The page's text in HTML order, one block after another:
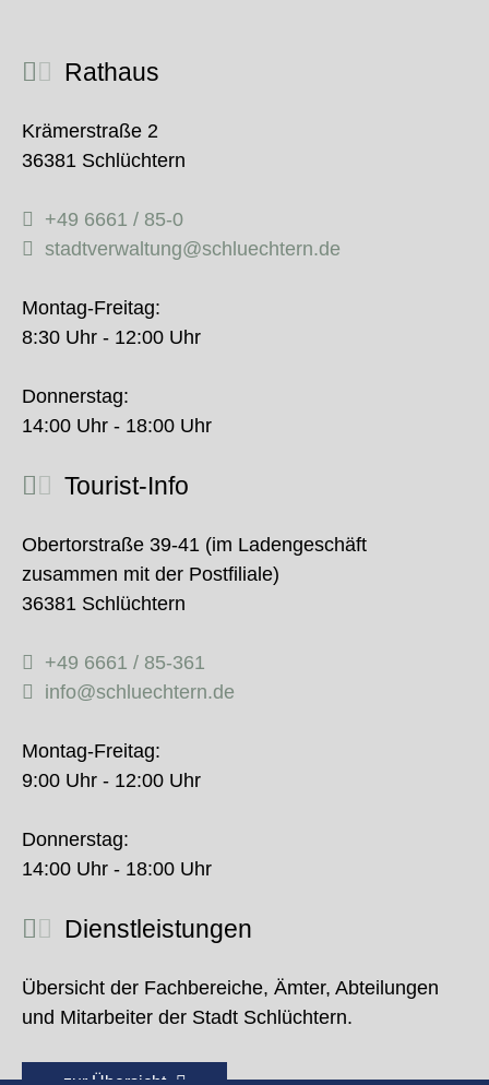
Rathaus
Krämerstraße 2
36381 Schlüchtern
+49 6661 / 85-0
stadtverwaltung@schluechtern.de
Montag-Freitag:
8:30 Uhr - 12:00 Uhr
Donnerstag:
14:00 Uhr - 18:00 Uhr
Tourist-Info
Obertorstraße 39-41 (im Ladengeschäft
zusammen mit der Postfiliale)
36381 Schlüchtern
+49 6661 / 85-361
info@schluechtern.de
Montag-Freitag:
9:00 Uhr - 12:00 Uhr
Donnerstag:
14:00 Uhr - 18:00 Uhr
Dienstleistungen
Übersicht der Fachbereiche, Ämter, Abteilungen
und Mitarbeiter der Stadt Schlüchtern.